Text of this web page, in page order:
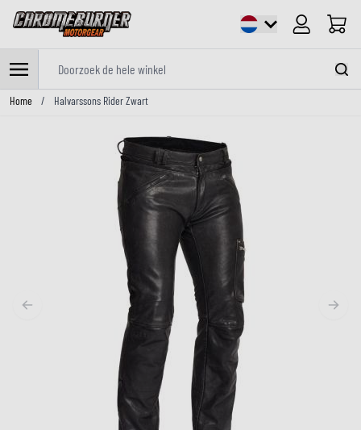
Cart
Ga naar de inhoud
Home / Halvarssons Rider Zwart